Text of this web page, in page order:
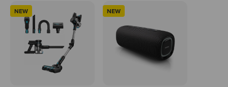
NEW NEW